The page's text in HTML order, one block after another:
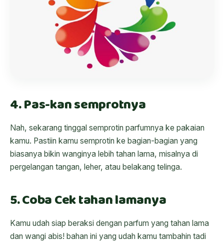
4. Pas-kan semprotnya
Nah, sekarang tinggal semprotin parfumnya ke pakaian
kamu. Pastiin kamu semprotin ke bagian-bagian yang
biasanya bikin wanginya lebih tahan lama, misalnya di
pergelangan tangan, leher, atau belakang telinga.
5. Coba Cek tahan lamanya
Kamu udah siap beraksi dengan parfum yang tahan lama
dan wangi abis! bahan ini yang udah kamu tambahin tadi